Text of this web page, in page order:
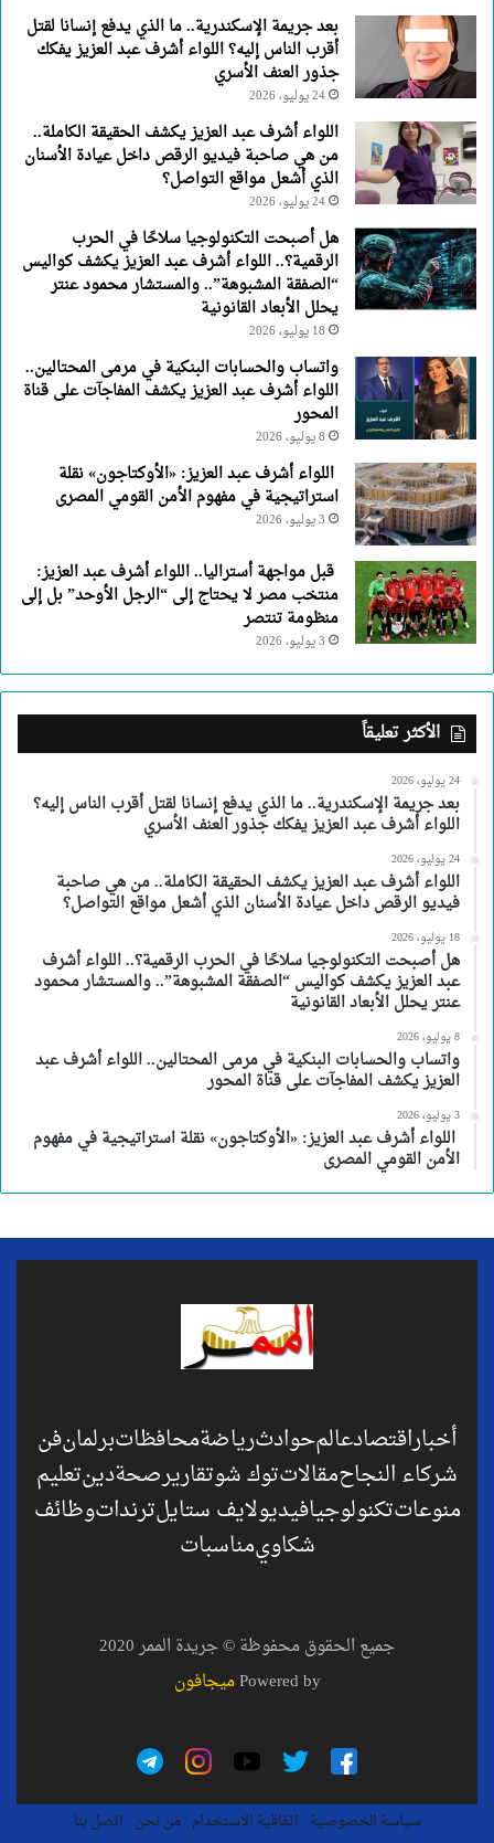
جذور
العنف
الأسري
بعد جريمة الإسكندرية.. ما الذي يدفع إنسانا لقتل
أقرب الناس إليه؟ اللواء أشرف عبد العزيز يفكك
جذور العنف الأسري
24 يوليو، 2026
اللواء أشرف عبد العزيز يكشف الحقيقة الكاملة..
من هي صاحبة فيديو الرقص داخل عيادة الأسنان
الذي أشعل مواقع التواصل؟
24 يوليو، 2026
هل أصبحت التكنولوجيا سلاحًا في الحرب
الرقمية؟.. اللواء أشرف عبد العزيز يكشف كواليس
“الصفقة المشبوهة”.. والمستشار محمود عنتر
يحلل الأبعاد القانونية
18 يوليو، 2026
واتساب والحسابات البنكية في مرمى المحتالين..
اللواء أشرف عبد العزيز يكشف المفاجآت على قناة
المحور
8 يوليو، 2026
اللواء أشرف عبد العزيز: «الأوكتاجون» نقلة
استراتيجية في مفهوم الأمن القومي المصرى
3 يوليو، 2026
قبل مواجهة أستراليا.. اللواء أشرف عبد العزيز:
منتخب مصر لا يحتاج إلى “الرجل الأوحد” بل إلى
منظومة تنتصر
3 يوليو، 2026
الأكثر تعليقاً
24 يوليو، 2026
بعد جريمة الإسكندرية.. ما الذي يدفع إنسانا لقتل أقرب الناس إليه؟
اللواء أشرف عبد العزيز يفكك جذور العنف الأسري
24 يوليو، 2026
اللواء أشرف عبد العزيز يكشف الحقيقة الكاملة.. من هي صاحبة
فيديو الرقص داخل عيادة الأسنان الذي أشعل مواقع التواصل؟
18 يوليو، 2026
هل أصبحت التكنولوجيا سلاحًا في الحرب الرقمية؟.. اللواء أشرف
عبد العزيز يكشف كواليس “الصفقة المشبوهة”.. والمستشار محمود
عنتر يحلل الأبعاد القانونية
8 يوليو، 2026
واتساب والحسابات البنكية في مرمى المحتالين.. اللواء أشرف عبد
العزيز يكشف المفاجآت على قناة المحور
3 يوليو، 2026
اللواء أشرف عبد العزيز: «الأوكتاجون» نقلة استراتيجية في مفهوم
الأمن القومي المصرى
أخباراقتصادعالمحوادثرياضةمحافظاتبرلمانفن
شركاء النجاحمقالاتتوك شوتقاريرصحةدينتعليم
منوعاتتكنولوجيافيديولايف ستايلترنداتوظائف
شكاويمناسبات
جميع الحقوق محفوظة © جريدة الممر 2020
Powered byميجافون
سياسة الخصوصية اتفاقية الاستخدام من نحن اتصل بنا